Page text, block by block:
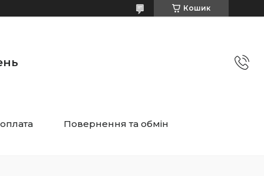
Кошик
Повернення та обмін